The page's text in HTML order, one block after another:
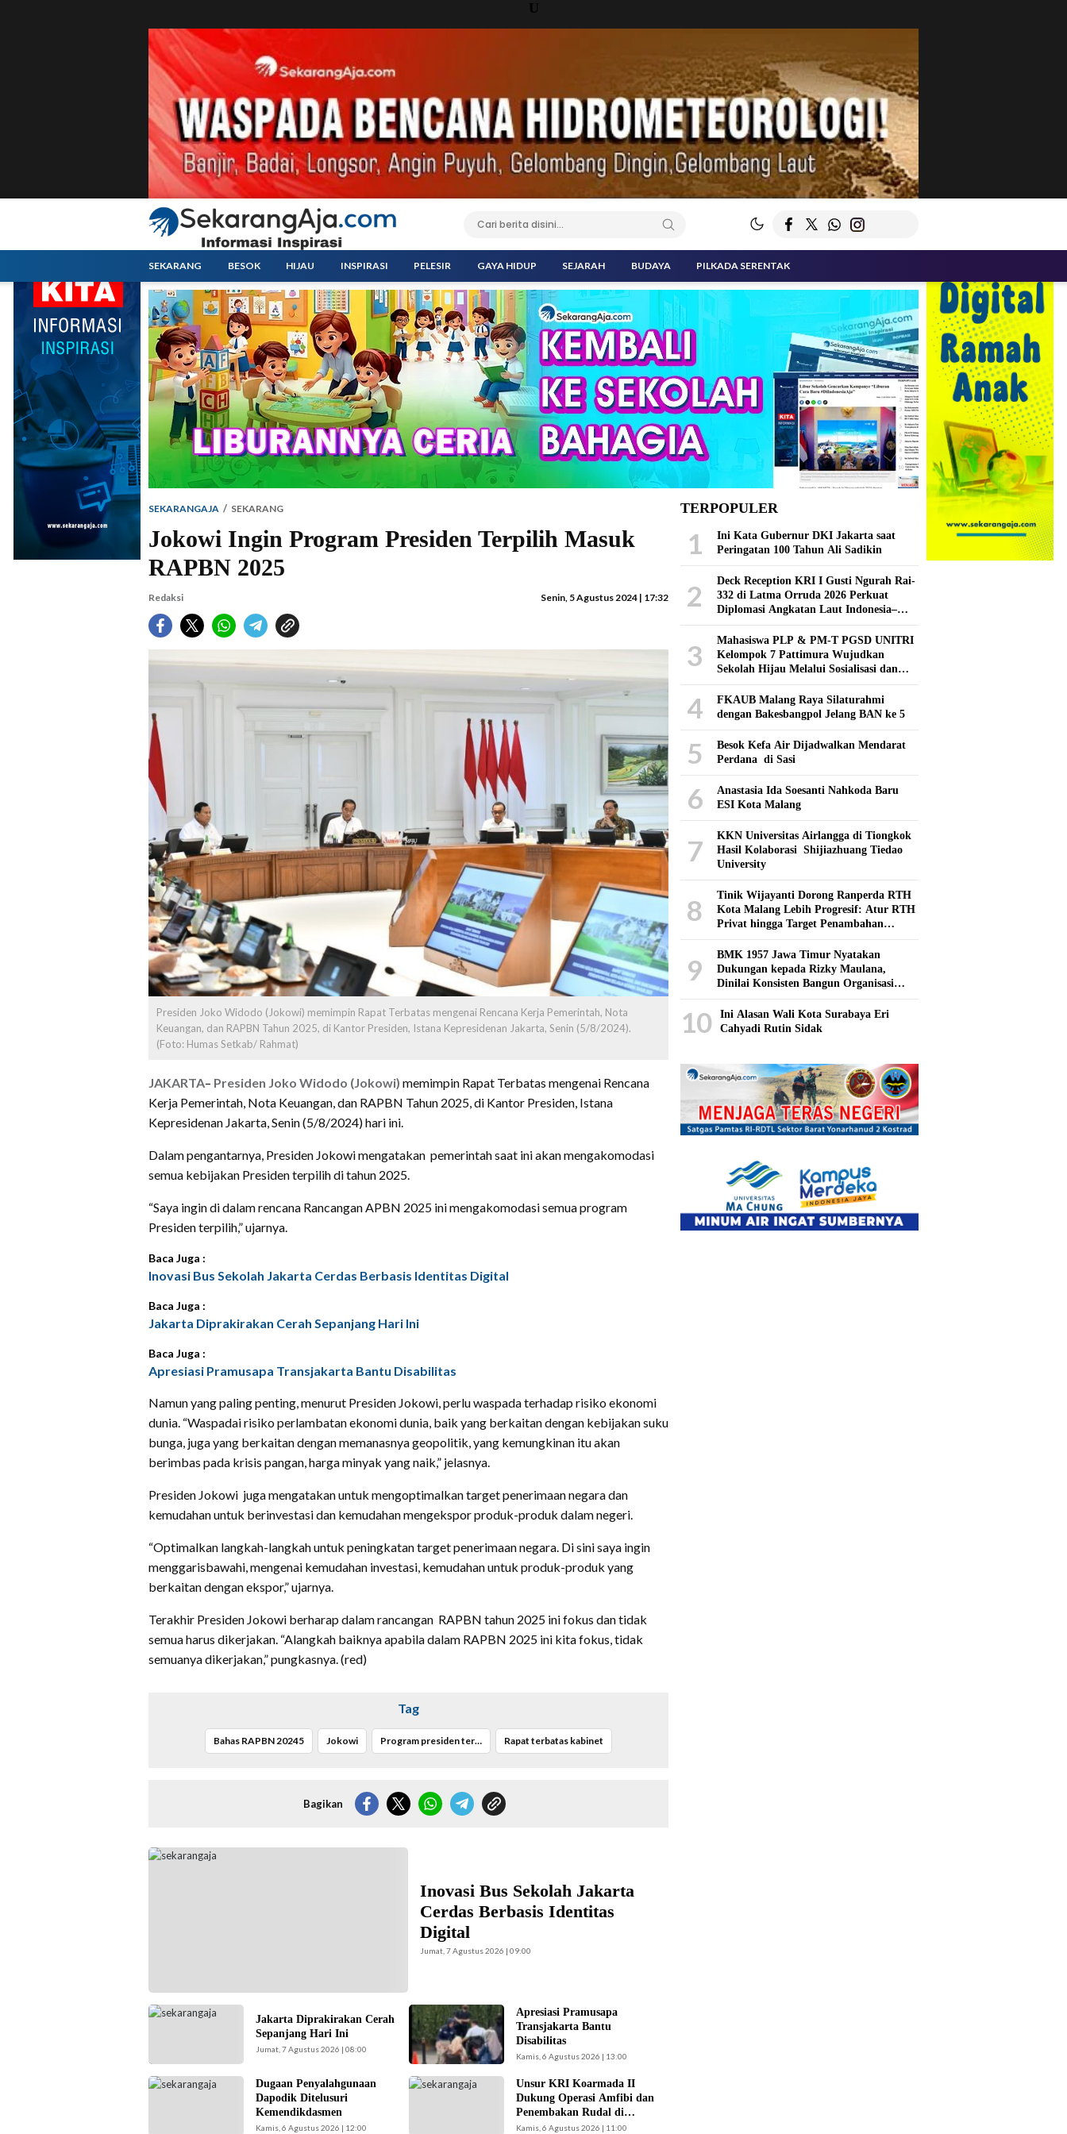
U
SEKARANG BESOK HIJAU INSPIRASI PELESIR GAYA HIDUP SEJARAH BUDAYA PILKADA SERENTAK
SEKARANGAJA SEKARANG
Jokowi Ingin Program Presiden Terpilih Masuk
RAPBN 2025
Redaksi Senin, 5 Agustus 2024 | 17:32
Presiden Joko Widodo (Jokowi) memimpin Rapat Terbatas mengenai Rencana Kerja Pemerintah, Nota
Keuangan, dan RAPBN Tahun 2025, di Kantor Presiden, Istana Kepresidenan Jakarta, Senin (5/8/2024).
(Foto: Humas Setkab/ Rahmat)
JAKARTA– Presiden Joko Widodo (Jokowi) memimpin Rapat Terbatas mengenai Rencana
Kerja Pemerintah, Nota Keuangan, dan RAPBN Tahun 2025, di Kantor Presiden, Istana
Kepresidenan Jakarta, Senin (5/8/2024) hari ini.
Dalam pengantarnya, Presiden Jokowi mengatakan pemerintah saat ini akan mengakomodasi
semua kebijakan Presiden terpilih di tahun 2025.
“Saya ingin di dalam rencana Rancangan APBN 2025 ini mengakomodasi semua program
Presiden terpilih,” ujarnya.
Baca Juga :
Inovasi Bus Sekolah Jakarta Cerdas Berbasis Identitas Digital
Baca Juga :
Jakarta Diprakirakan Cerah Sepanjang Hari Ini
Baca Juga :
Apresiasi Pramusapa Transjakarta Bantu Disabilitas
Namun yang paling penting, menurut Presiden Jokowi, perlu waspada terhadap risiko ekonomi
dunia. “Waspadai risiko perlambatan ekonomi dunia, baik yang berkaitan dengan kebijakan suku
bunga, juga yang berkaitan dengan memanasnya geopolitik, yang kemungkinan itu akan
berimbas pada krisis pangan, harga minyak yang naik,” jelasnya.
Presiden Jokowi juga mengatakan untuk mengoptimalkan target penerimaan negara dan
kemudahan untuk berinvestasi dan kemudahan mengekspor produk-produk dalam negeri.
“Optimalkan langkah-langkah untuk peningkatan target penerimaan negara. Di sini saya ingin
menggarisbawahi, mengenai kemudahan investasi, kemudahan untuk produk-produk yang
berkaitan dengan ekspor,” ujarnya.
Terakhir Presiden Jokowi berharap dalam rancangan RAPBN tahun 2025 ini fokus dan tidak
semua harus dikerjakan. “Alangkah baiknya apabila dalam RAPBN 2025 ini kita fokus, tidak
semuanya dikerjakan,” pungkasnya. (red)
Tag
Bahas RAPBN 20245 Jokowi Program presiden terpilih Rapat terbatas kabinet
Bagikan
Kepala UPAS Dishub DKI Jakarta, Koharudin. (Foto:
Inovasi Bus Sekolah Jakarta
Cerdas Berbasis Identitas
Digital
Jumat, 7 Agustus 2026 | 09:00
Ilustrasi langit cerah
beritajakarta.id)
Jakarta Diprakirakan Cerah
Sepanjang Hari Ini
Jumat, 7 Agustus 2026 | 08:00
Pramusapa
Transjakarta bantu
disabilitas.(Foto:
Istimewa-
beritajakarta.id)
Apresiasi Pramusapa
Transjakarta Bantu
Disabilitas
Kamis, 6 Agustus 2026 | 13:00
Kemendikdasmen
Dugaan Penyalahgunaan
Dapodik Ditelusuri
Kemendikdasmen
Kamis, 6 Agustus 2026 | 12:00
Koarmada II
Unsur KRI Koarmada II
Dukung Operasi Amfibi dan
Penembakan Rudal di
Latihan TNI Terintegrasi
Kamis, 6 Agustus 2026 | 11:00
TERPOPULER
1
Ini Kata Gubernur DKI Jakarta saat
Peringatan 100 Tahun Ali Sadikin
2
Deck Reception KRI I Gusti Ngurah Rai-
332 di Latma Orruda 2026 Perkuat
Diplomasi Angkatan Laut Indonesia–
Rusia
3
Mahasiswa PLP & PM-T PGSD UNITRI
Kelompok 7 Pattimura Wujudkan
Sekolah Hijau Melalui Sosialisasi dan
Pembuatan Kebun Hidroponik
4
FKAUB Malang Raya Silaturahmi
dengan Bakesbangpol Jelang BAN ke 5
5
Besok Kefa Air Dijadwalkan Mendarat
Perdana di Sasi
6
Anastasia Ida Soesanti Nahkoda Baru
ESI Kota Malang
7
KKN Universitas Airlangga di Tiongkok
Hasil Kolaborasi ​ Shijiazhuang Tiedao
University
8
Tinik Wijayanti Dorong Ranperda RTH
Kota Malang Lebih Progresif: Atur RTH
Privat hingga Target Penambahan
Tahunan
9
BMK 1957 Jawa Timur Nyatakan
Dukungan kepada Rizky Maulana,
Dinilai Konsisten Bangun Organisasi
Kepemudaan
10
Ini Alasan Wali Kota Surabaya Eri
Cahyadi Rutin Sidak